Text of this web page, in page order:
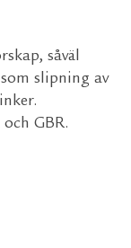
såväl
slipning av
GBR.